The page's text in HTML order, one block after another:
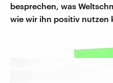
besprechen, was
wie wir ihn positiv nutzen